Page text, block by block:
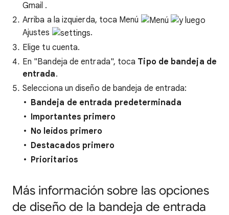
Gmail .
Arriba a la izquierda, toca Menú
Ajustes
.
Elige tu cuenta.
En "Bandeja de entrada", toca Tipo de bandeja de
entrada.
Selecciona un diseño de bandeja de entrada:
Bandeja de entrada predeterminada
Importantes primero
No leídos primero
Destacados primero
Prioritarios
Más información sobre las opciones
de diseño de la bandeja de entrada